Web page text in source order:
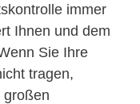
immer
Ihnen und dem
Sie Ihre
tragen,
großen